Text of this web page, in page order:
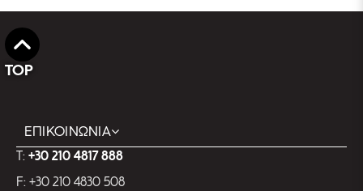
TOP
ΕΠΙΚΟΙΝΩΝΙΑ
T: +30 210 4817 888
F: +30 210 4830 508